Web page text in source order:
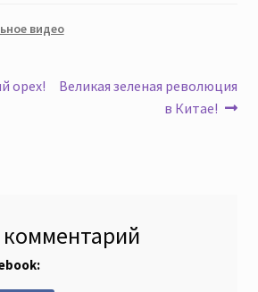
видео
орех!
Следующая
Великая зеленая революция
в Китае!